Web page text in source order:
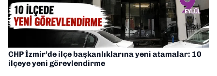
CHP İzmir’de ilçe başkanlıklarına yeni atamalar: 10
ilçeye yeni görevlendirme